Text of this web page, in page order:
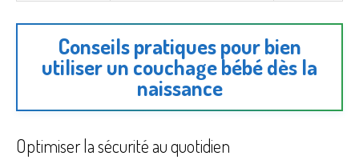
Conseils pratiques pour bien
utiliser un couchage bébé dès la
naissance
Optimiser la sécurité au quotidien